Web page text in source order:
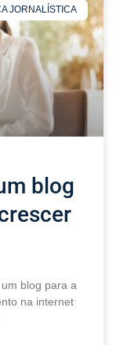
JORNALÍSTICA
blog
blog para a
na internet